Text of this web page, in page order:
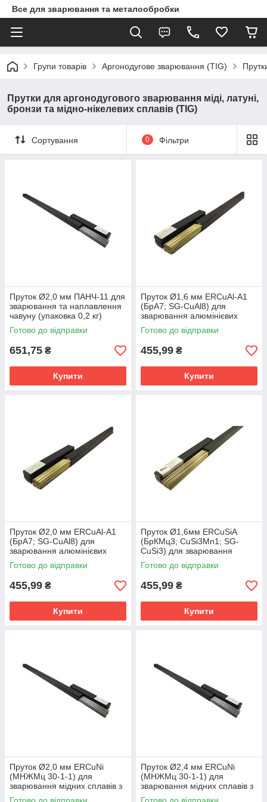
Все для зварювання та металообробки
Групи товарів Аргонодугове зварювання (TIG)
Прутки для аргонодугового зварювання міді, латуні,
бронзи та мідно-нікелевих сплавів (TIG)
Сортування 0 Фільтри
Пруток Ø2,0 мм ПАНЧ-11 для
зварювання та наплавлення
чавуну (упаковка 0,2 кг)
Готово до відправки
651,75 ₴
Купити
Пруток Ø1,6 мм ERCuAl-A1
(БрА7; SG-CuAl8) для
зварювання алюмінієвих
бронз (упаковка 0,2 кг)
Готово до відправки
455,99 ₴
Купити
Пруток Ø2,0 мм ERCuAl-A1
(БрА7; SG-CuAl8) для
зварювання алюмінієвих
бронз (упаковка 0,2 кг)
Готово до відправки
455,99 ₴
Купити
Пруток Ø1,6мм ERCuSiA
(БрКМц3; CuSi3Mn1; SG-
CuSi3) для зварювання
кременистих і оловяністих
бронз (упаковка 0,2 кг)
Готово до відправки
455,99 ₴
Купити
Пруток Ø2,0 мм ERCuNi
(МНЖМц 30-1-1) для
зварювання мідних сплавів з
вмістом нікелю (упаковка 0,2
Пруток Ø2,4 мм ERCuNi
(МНЖМц 30-1-1) для
зварювання мідних сплавів з
вмістом нікелю (упаковка 0,2